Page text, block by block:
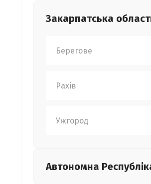
Закарпатська
Берегове
Рахів
Ужгород
Автономна